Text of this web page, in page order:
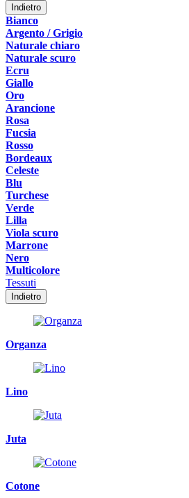
Indietro
Bianco
Argento / Grigio
Naturale chiaro
Naturale scuro
Ecru
Giallo
Oro
Arancione
Rosa
Fucsia
Rosso
Bordeaux
Celeste
Blu
Turchese
Verde
Lilla
Viola scuro
Marrone
Nero
Multicolore
Tessuti
Indietro
Organza
Lino
Juta
Cotone